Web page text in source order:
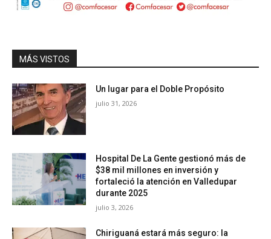
MÁS VISTOS
Un lugar para el Doble Propósito
julio 31, 2026
Hospital De La Gente gestionó más de
$38 mil millones en inversión y
fortaleció la atención en Valledupar
durante 2025
julio 3, 2026
Chiriguaná estará más seguro: la